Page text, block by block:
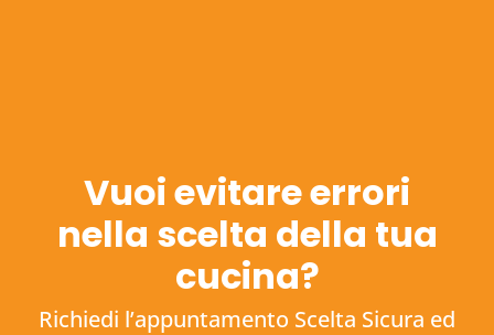
Vuoi evitare errori
nella scelta della tua
cucina?
Richiedi l’appuntamento Scelta Sicura ed